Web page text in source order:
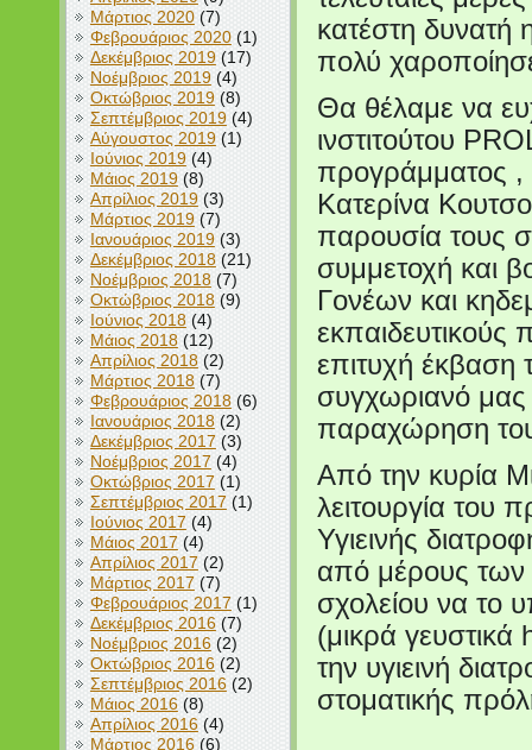
Μάρτιος 2020(7)
Φεβρουάριος 2020(1)
Δεκέμβριος 2019(17)
Νοέμβριος 2019(4)
Οκτώβριος 2019(8)
Σεπτέμβριος 2019(4)
Αύγουστος 2019(1)
Ιούνιος 2019(4)
Μάιος 2019(8)
Απρίλιος 2019(3)
Μάρτιος 2019(7)
Ιανουάριος 2019(3)
Δεκέμβριος 2018(21)
Νοέμβριος 2018(7)
Οκτώβριος 2018(9)
Ιούνιος 2018(4)
Μάιος 2018(12)
Απρίλιος 2018(2)
Μάρτιος 2018(7)
Φεβρουάριος 2018(6)
Ιανουάριος 2018(2)
Δεκέμβριος 2017 (3)
Νοέμβριος 2017(4)
Οκτώβριος 2017(1)
Σεπτέμβριος 2017 (1)
Ιούνιος 2017 (4)
Μάιος 2017 (4)
Απρίλιος 2017 (2)
Μάρτιος 2017 (7)
Φεβρουάριος 2017(1)
Δεκέμβριος 2016(7)
Νοέμβριος 2016(2)
Οκτώβριος 2016(2)
Σεπτέμβριος 2016(2)
Μάιος 2016(8)
Απρίλιος 2016(4)
Μάρτιος 2016(6)
κατέστη δυνατή
πολύ
Θα θέλαμε να
ινστιτούτου
προγράμματος ,
Κατερίνα
παρουσία τους
συμμετοχή και
Γονέων και
επιτυχή έκβαση
συγχωριανό μας
παραχώρηση
Από την κυρία
λειτουργία του
Υγιεινής
από μέρους των
σχολείου να το
(μικρά
την υγιεινή
στοματικής